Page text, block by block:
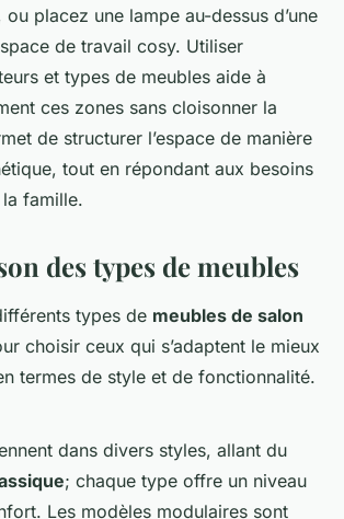
placez une lampe au-dessus d’une
de travail cosy. Utiliser
et types de meubles aide à
ces zones sans cloisonner la
de structurer l’espace de manière
tout en répondant aux besoins
famille.
des types de meubles
types de meubles de salon
choisir ceux qui s’adaptent le mieux
termes de style et de fonctionnalité.
dans divers styles, allant du
; chaque type offre un niveau
Les modèles modulaires sont